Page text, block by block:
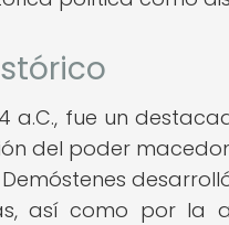
a.C., fue un
del poder
así como por la